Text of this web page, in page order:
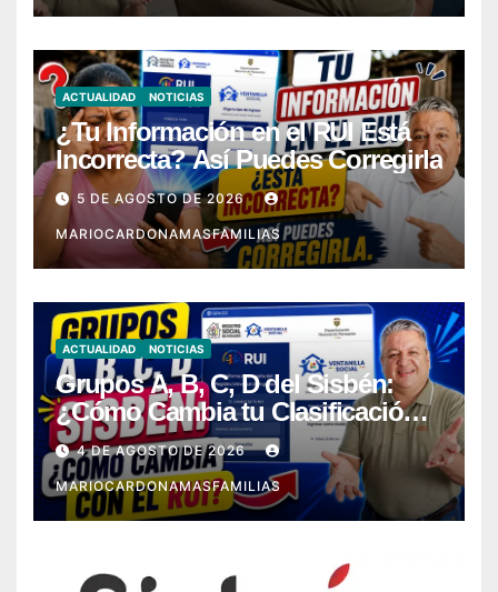
ACTUALIDAD NOTICIAS
¿Tu Información en el RUI Está
Incorrecta? Así Puedes Corregirla
5 DE AGOSTO DE 2026
MARIOCARDONAMASFAMILIAS
ACTUALIDAD NOTICIAS
Grupos A, B, C, D del Sisbén:
¿Cómo Cambia tu Clasificación
con el RUI?
4 DE AGOSTO DE 2026
MARIOCARDONAMASFAMILIAS